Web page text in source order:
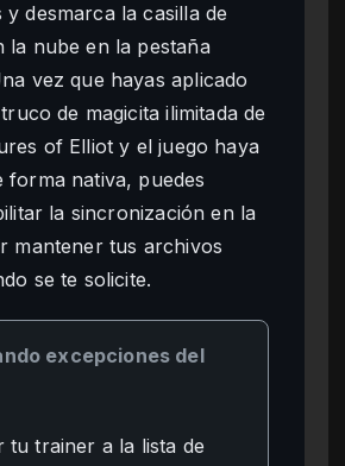
y desmarca la casilla de
la nube en la pestaña
vez que hayas aplicado
de magicita ilimitada de
of Elliot y el juego haya
forma nativa, puedes
la sincronización en la
mantener tus archivos
se te solicite.
excepciones del
tu trainer a la lista de